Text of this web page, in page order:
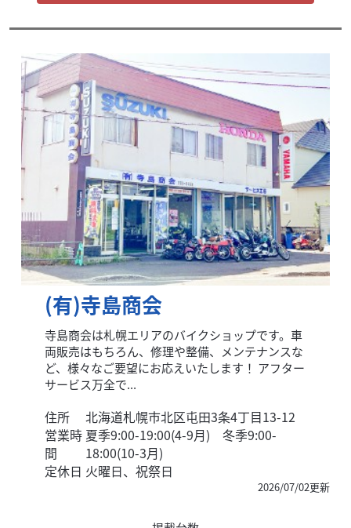
(有)寺島商会
寺島商会は札幌エリアのバイクショップです。車
両販売はもちろん、修理や整備、メンテナンスな
ど、様々なご要望にお応えいたします！ アフター
サービス万全で...
住所
北海道札幌市北区屯田3条4丁目13-12
営業時
間
夏季9:00-19:00(4-9月) 冬季9:00-
18:00(10-3月)
定休日 火曜日、祝祭日
2026/07/02更新